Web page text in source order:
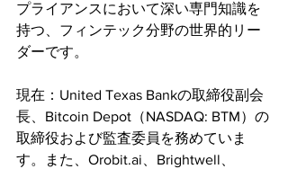
プライアンスにおいて深い専門知識を
持つ、フィンテック分野の世界的リー
ダーです。
現在：United Texas Bankの取締役副会
長、Bitcoin Depot（NASDAQ: BTM）の
取締役および監査委員を務めていま
す。また、Orobit.ai、Brightwell、